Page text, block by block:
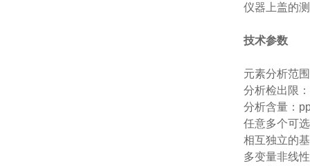
仪器上盖的
技术参数
元素分析范
分析检出限
分析含量：
任意多个可
相互独立的
多变量非线